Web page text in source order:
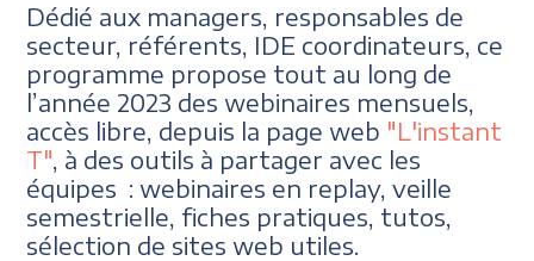
Dédié aux managers, responsables de
secteur, référents, IDE coordinateurs, ce
programme propose tout au long de
l’année 2023 des webinaires mensuels,
accès libre, depuis la page web "L'instant
T" , à des outils à partager avec les
équipes : webinaires en replay, veille
semestrielle, fiches pratiques, tutos,
sélection de sites web utiles.